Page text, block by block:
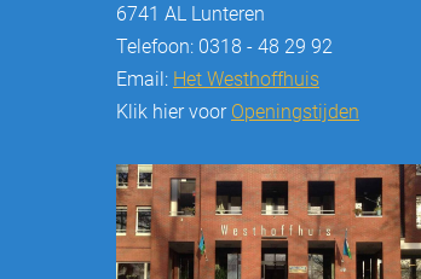
6741 AL Lunteren
Telefoon: 0318 - 48 29 92
Email: Het Westhoffhuis
Klik hier voor Openingstijden